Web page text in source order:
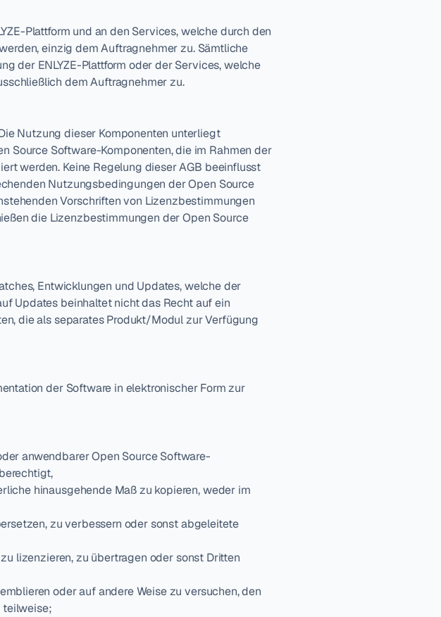
Plattform und an den Services, welche durch den
einzig dem Auftragnehmer zu. Sämtliche
der ENLYZE-Plattform oder der Services, welche
dem Auftragnehmer zu.
Nutzung dieser Komponenten unterliegt
Source Software-Komponenten, die im Rahmen der
werden. Keine Regelung dieser AGB beeinflusst
Nutzungsbedingungen der Open Source
Vorschriften von Lizenzbestimmungen
die Lizenzbestimmungen der Open Source
Entwicklungen und Updates, welche der
Updates beinhaltet nicht das Recht auf ein
die als separates Produkt/Modul zur Verfügung
der Software in elektronischer Form zur
anwendbarer Open Source Software-
hinausgehende Maß zu kopieren, weder im
zu verbessern oder sonst abgeleitete
lizenzieren, zu übertragen oder sonst Dritten
oder auf andere Weise zu versuchen, den
teilweise;